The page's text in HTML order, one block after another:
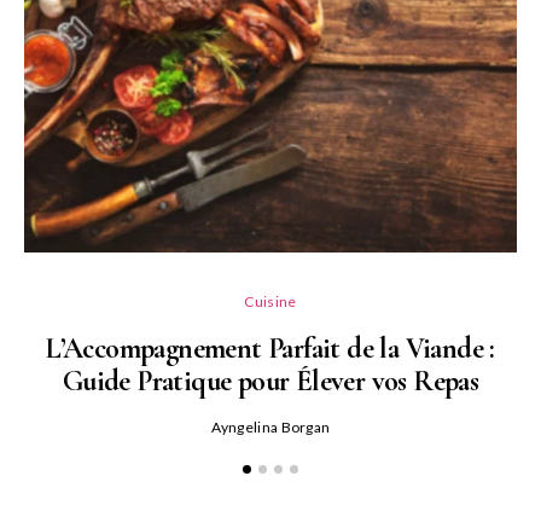
Cuisine
L’Accompagnement Parfait de la Viande :
Guide Pratique pour Élever vos Repas
Ayngelina Borgan